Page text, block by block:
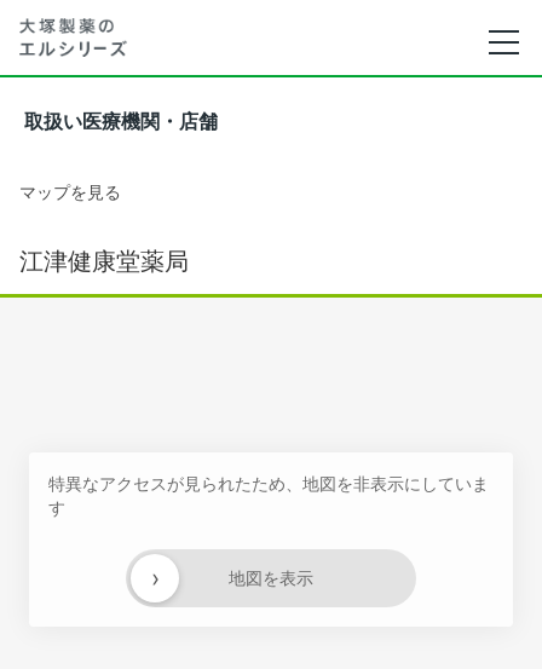
取扱い医療機関・店舗
マップを見る
江津健康堂薬局
特異なアクセスが見られたため、地図を非表示にしていま
す
地図を表示
›